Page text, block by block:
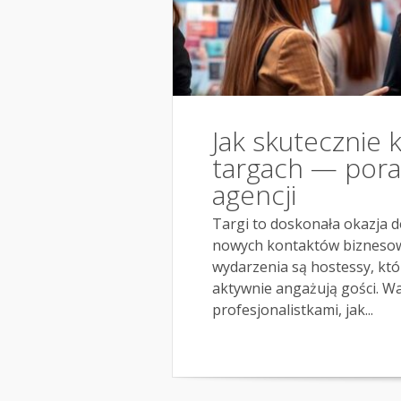
Jak skutecznie
targach —
agencji
Targi to doskonała okazja
nowych kontaktów
wydarzenia są hostessy,
aktywnie angażują gości.
profesjonalistkami, jak...